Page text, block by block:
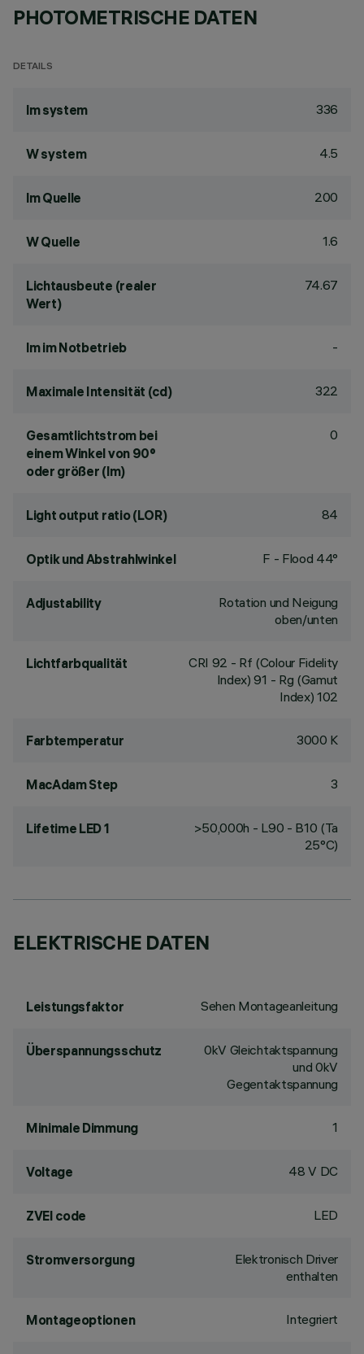
PHOTOMETRISCHE DATEN
DETAILS
lm system 336
W system 4.5
lm Quelle 200
W Quelle 1.6
Lichtausbeute (realer
Wert)
74.67
lm im Notbetrieb -
Maximale Intensität (cd) 322
Gesamtlichtstrom bei
einem Winkel von 90°
oder größer (lm)
0
Light output ratio (LOR) 84
Optik und Abstrahlwinkel F - Flood 44°
Adjustability
Rotation und Neigung
oben/unten
Lichtfarbqualität CRI 92 - Rf (Colour Fidelity
Index) 91 - Rg (Gamut
Index) 102
Farbtemperatur 3000 K
MacAdam Step 3
Lifetime LED 1
>50,000h - L90 - B10 (Ta
25°C)
ELEKTRISCHE DATEN
Leistungsfaktor Sehen Montageanleitung
Überspannungsschutz
0kV Gleichtaktspannung
und 0kV
Gegentaktspannung
Minimale Dimmung 1
Voltage 48 V DC
ZVEI code LED
Stromversorgung
Elektronisch Driver
enthalten
Montageoptionen Integriert